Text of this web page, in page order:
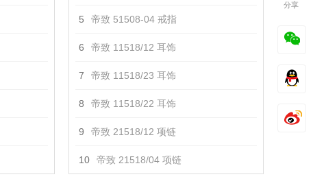
5 帝致 51508-04 戒指
6 帝致 11518/12 耳饰
7 帝致 11518/23 耳饰
8 帝致 11518/22 耳饰
9 帝致 21518/12 项链
10 帝致 21518/04 项链
分享